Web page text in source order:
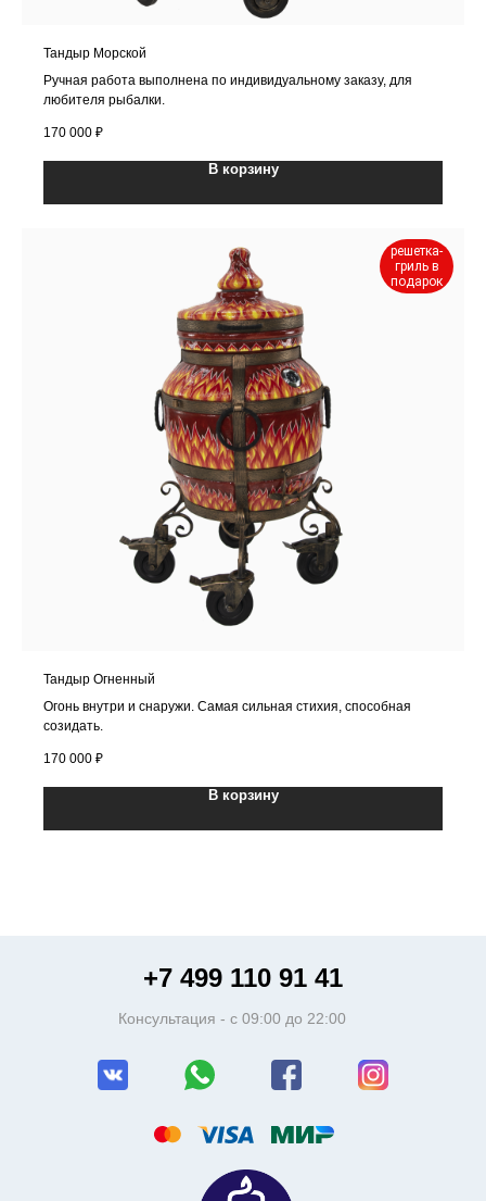
Тандыр Морской
Ручная работа выполнена по индивидуальному заказу, для
любителя рыбалки.
170 000 ₽
В корзину
решетка-
гриль в
подарок
Тандыр Огненный
Огонь внутри и снаружи. Самая сильная стихия, способная
созидать.
170 000 ₽
В корзину
+7 499 110 91 41
Консультация - c 09:00 до 22:00